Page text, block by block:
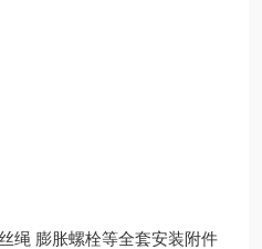
绳 膨胀螺栓等全套安装附件